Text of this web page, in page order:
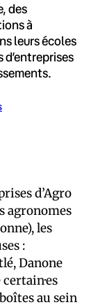
des
à
leurs écoles
d’entreprises
d’Agro
agronomes
les
:
Danone
au sein